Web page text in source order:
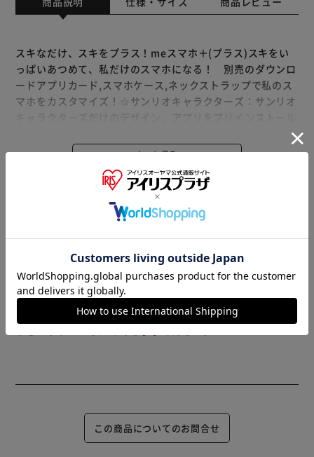
スキなだけ、スキをプラス！meスマホ＋(プラス)スキをい
っぱいあつめて、私だけのスマホになる！ 別売のダウンロ
ードアプリカード,スマホケース,ネックストラップで私のス
マホをカスタマイズ！☆サンリオキャラクターズ：サンリオ
☆お部屋を自分の好みにカスタム出来るサンリオキャラハウ
スなど楽しいゲームアプリを5個搭載♪☆ホーム画面のデザ
インを自分のスキにカスタマイズできるのはもちろん、me
スマホ+専用ダウンロードアプリカード(別売）で好きなソフ
トがダウンロード出来ます。 meスマホ+専用スマホケース
(別売)やLinkLinkシリーズ専用ネックストラップ（別売）
できます。 本物みたいで楽しいアプリが盛りだくさん！ 大
人気のカメラは10アプリ搭載、フリマアプリやミュージッ
クプレイヤーなど、アプリストアからスキなアプリを選んで
ダウンロードできます。
もっと見る
※製品は予告なく仕様を変更する場合がございます。あらか
じめご了承ください。
（ご注意）
数量限定商品はご注文が完了しても完売になる場合がござい
ます。ご注文をいただいた後にお断りさせていただく場合が
この商品についてのお問合せ